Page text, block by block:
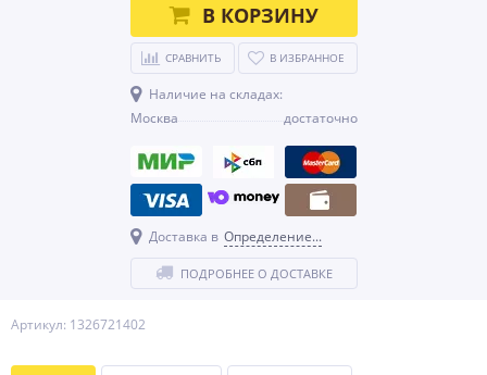
Артикул: 1326721402
В КОРЗИНУ
СРАВНИТЬ В ИЗБРАННОЕ
Наличие на складах:
Москва
достаточно
Доставка в Определение...
ПОДРОБНЕЕ О ДОСТАВКЕ